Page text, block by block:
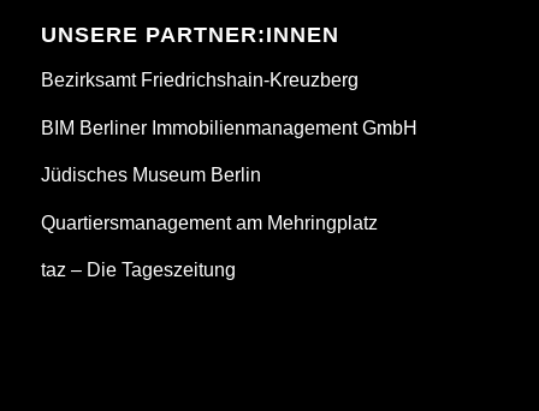
UNSERE PARTNER:INNEN
Bezirksamt Friedrichshain-Kreuzberg
BIM Berliner Immobilienmanagement GmbH
Jüdisches Museum Berlin
Quartiersmanagement am Mehringplatz
taz – Die Tageszeitung